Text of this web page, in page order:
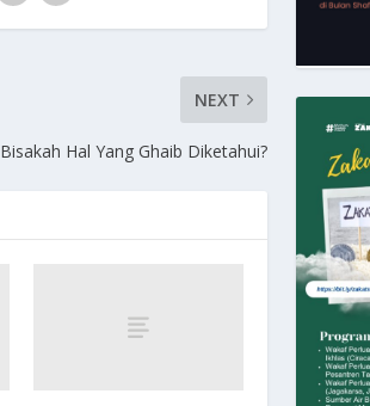
NEXT
Bisakah Hal Yang Ghaib Diketahui?